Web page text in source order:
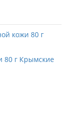
80 г Крымские